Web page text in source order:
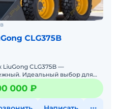
CLG375B
CLG375B —
Идеальный выбор для
хозяйстве, на складах
000 ₽